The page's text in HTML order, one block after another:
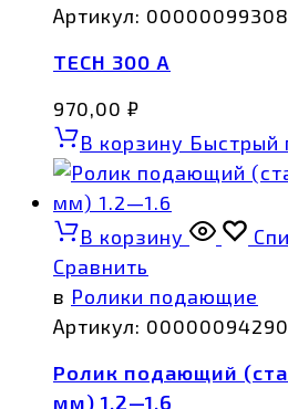
Артикул: 00000099308
TECH 300 А
970,00 ₽
В корзину Быстрый
В корзину
Сравнить
в Ролики подающие
Артикул: 00000094290
Ролик подающий
мм) 1.2—1.6